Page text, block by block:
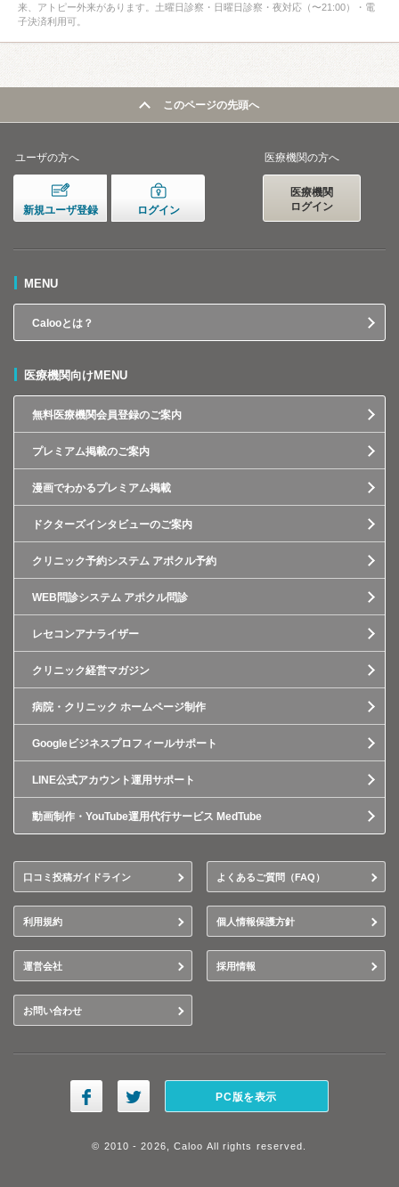
来、アトピー外来があります。土曜日診察・日曜日診察・夜対応（〜21:00）・電
子決済利用可。
このページの先頭へ
ユーザの方へ
新規ユーザ登録 ログイン
医療機関の方へ
医療機関
ログイン
MENU
Calooとは？
医療機関向けMENU
無料医療機関会員登録のご案内
プレミアム掲載のご案内
漫画でわかるプレミアム掲載
ドクターズインタビューのご案内
クリニック予約システム アポクル予約
WEB問診システム アポクル問診
レセコンアナライザー
クリニック経営マガジン
病院・クリニック ホームページ制作
Googleビジネスプロフィールサポート
LINE公式アカウント運用サポート
動画制作・YouTube運用代行サービス MedTube
口コミ投稿ガイドライン よくあるご質問（FAQ）
利用規約 個人情報保護方針
運営会社 採用情報
お問い合わせ
PC版を表示
© 2010 - 2026, Caloo All rights reserved.